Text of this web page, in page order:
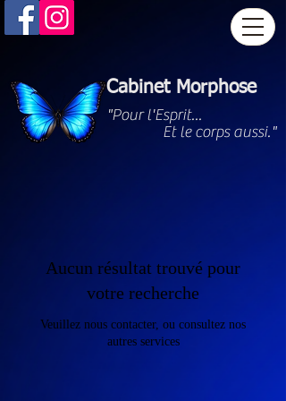
Cabinet Morphose
"Pour l'Esprit...
Et le corps aussi."
Aucun résultat trouvé pour
votre recherche
Veuillez nous contacter, ou consultez nos
autres services